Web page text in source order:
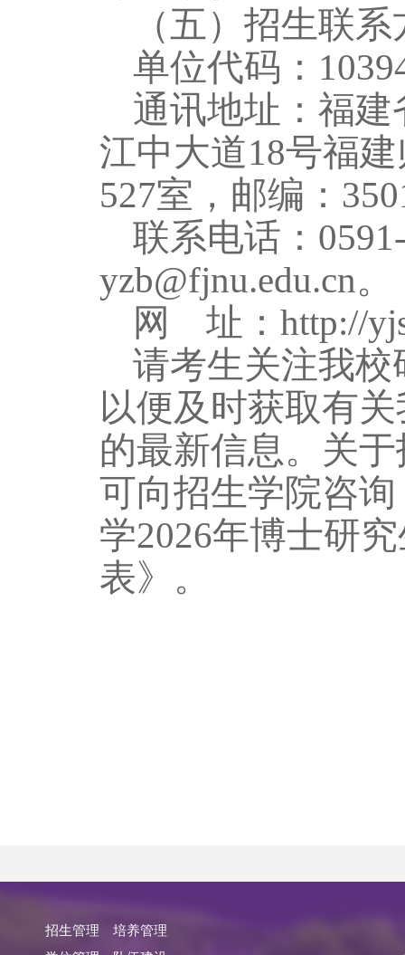
（五）招生联
单位代码：
通讯地址：福
江中大道18号福
527室，邮编：
联系电话：
yzb@fjnu.edu.cn。
网
址： http://
请考生关注我
以便及时获取有
的最新信息。关
可向招生学院咨
学2026年博士研
表》。
招生管理
培养管理